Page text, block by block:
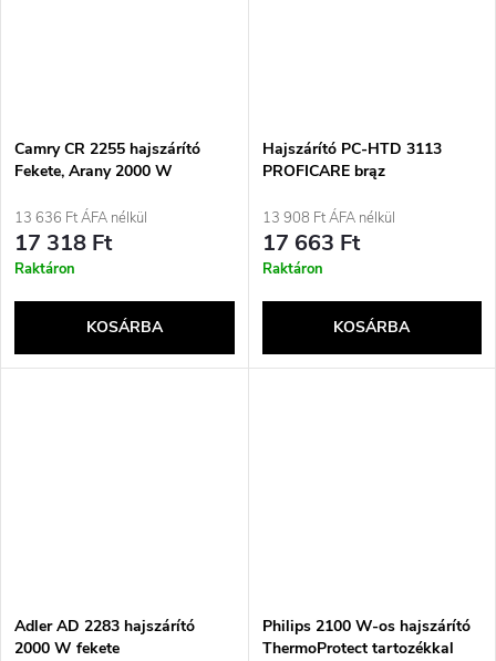
Camry CR 2255 hajszárító
Fekete, Arany 2000 W
13 636 Ft ÁFA nélkül
17 318 Ft
Raktáron
KOSÁRBA
Hajszárító PC-HTD 3113
PROFICARE brąz
13 908 Ft ÁFA nélkül
17 663 Ft
Raktáron
KOSÁRBA
Adler AD 2283 hajszárító
2000 W fekete
Philips 2100 W-os hajszárító
ThermoProtect tartozékkal